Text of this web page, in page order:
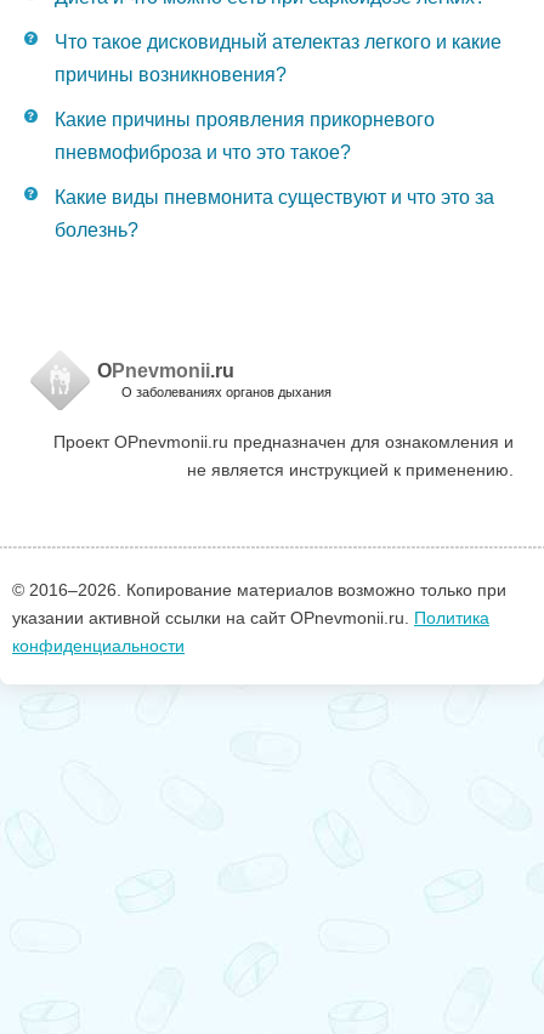
Что такое дисковидный ателектаз легкого и какие
причины возникновения?
Какие причины проявления прикорневого
пневмофиброза и что это такое?
Какие виды пневмонита существуют и что это за
болезнь?
OPnevmonii.ru
О заболеваниях органов дыхания
Проект OPnevmonii.ru предназначен для ознакомления и
не является инструкцией к применению.
© 2016–2026. Копирование материалов возможно только при
указании активной ссылки на сайт OPnevmonii.ru. Политика
конфиденциальности